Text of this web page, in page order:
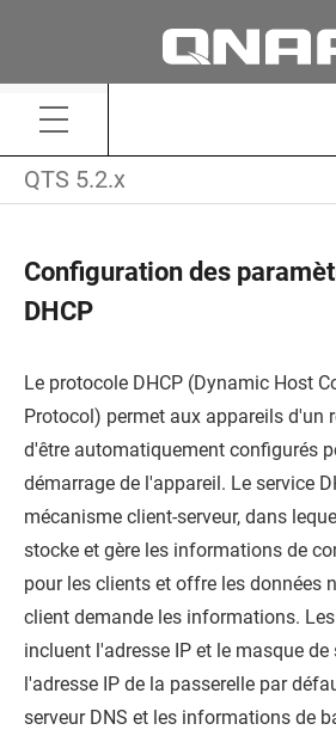
QTS 5.2.x
Configuration des
DHCP
Le protocole DHCP (Dynamic Host
Protocol) permet aux appareils d'un
d'être automatiquement configurés
démarrage de l'appareil. Le service
mécanisme client-serveur, dans
stocke et gère les informations de
pour les clients et offre les données
client demande les informations.
incluent l'adresse IP et le masque de
l'adresse IP de la passerelle par
serveur DNS et les informations de